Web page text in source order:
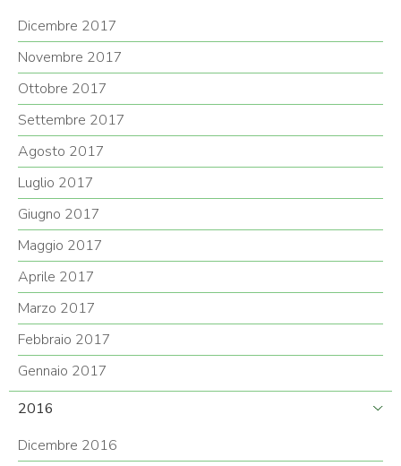
Dicembre 2017
Novembre 2017
Ottobre 2017
Settembre 2017
Agosto 2017
Luglio 2017
Giugno 2017
Maggio 2017
Aprile 2017
Marzo 2017
Febbraio 2017
Gennaio 2017
2016
Dicembre 2016